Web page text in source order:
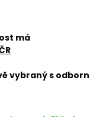
má
vybraný s